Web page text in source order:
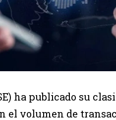
ha publicado su
el volumen de